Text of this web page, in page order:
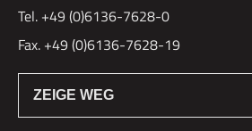
Tel. +49 (0)6136-7628-0
Fax. +49 (0)6136-7628-19
ZEIGE WEG